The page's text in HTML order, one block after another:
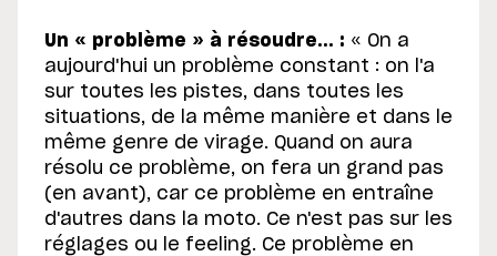
Un « problème » à résoudre... : « On a
aujourd'hui un problème constant : on l'a
sur toutes les pistes, dans toutes les
situations, de la même manière et dans le
même genre de virage. Quand on aura
résolu ce problème, on fera un grand pas
(en avant), car ce problème en entraîne
d'autres dans la moto. Ce n'est pas sur les
réglages ou le feeling. Ce problème en